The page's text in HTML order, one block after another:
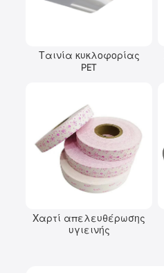
Ταινία κυκλοφορίας
PET
Χαρτί απελευθέρωσης
υγιεινής